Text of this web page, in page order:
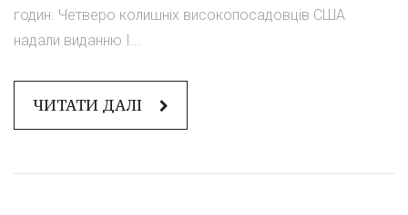
годин. Четверо колишніх високопосадовців США
надали виданню I...
ЧИТАТИ ДАЛІ